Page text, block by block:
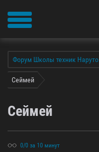
Форум Школы техник Наруто
Сеймей
Сеймей
0/0 за 10 минут